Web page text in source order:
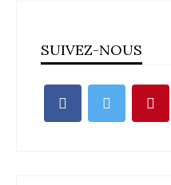
SUIVEZ-NOUS